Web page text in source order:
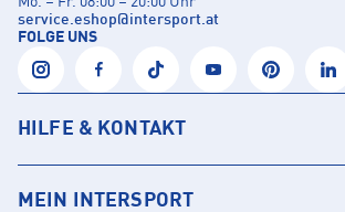
service.eshop@intersport.at
FOLGE UNS
HILFE & KONTAKT
MEIN INTERSPORT